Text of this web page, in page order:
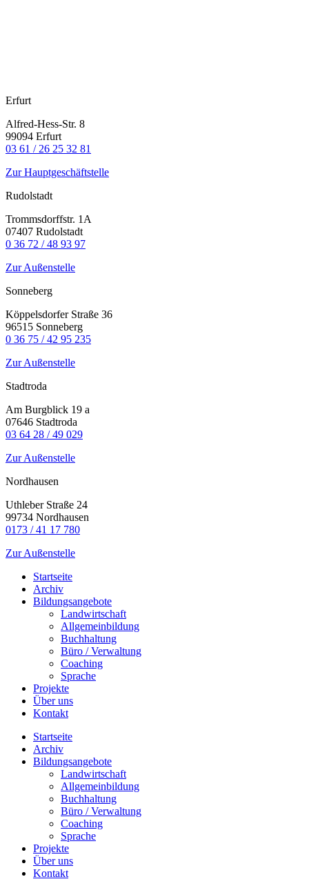
Erfurt
Alfred-Hess-Str. 8
99094 Erfurt
03 61 / 26 25 32 81
Zur Hauptgeschäftstelle
Rudolstadt
Trommsdorffstr. 1A
07407 Rudolstadt
0 36 72 / 48 93 97
Zur Außenstelle
Sonneberg
Köppelsdorfer Straße 36
96515 Sonneberg
0 36 75 / 42 95 235
Zur Außenstelle
Stadtroda
Am Burgblick 19 a
07646 Stadtroda
03 64 28 / 49 029
Zur Außenstelle
Nordhausen
Uthleber Straße 24
99734 Nordhausen
0173 / 41 17 780
Zur Außenstelle
Startseite
Archiv
Bildungsangebote
Landwirtschaft
Allgemeinbildung
Buchhaltung
Büro / Verwaltung
Coaching
Sprache
Projekte
Über uns
Kontakt
Startseite
Archiv
Bildungsangebote
Landwirtschaft
Allgemeinbildung
Buchhaltung
Büro / Verwaltung
Coaching
Sprache
Projekte
Über uns
Kontakt